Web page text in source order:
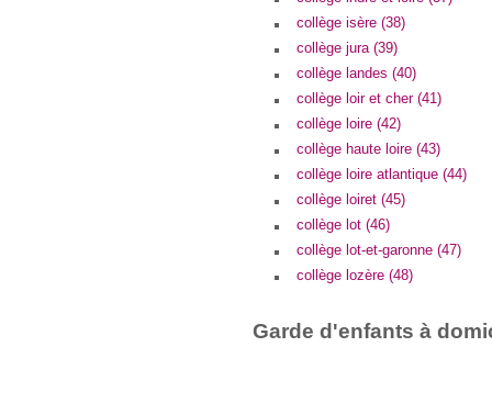
collège isère (38)
collège jura (39)
collège landes (40)
collège loir et cher (41)
collège loire (42)
collège haute loire (43)
collège loire atlantique (44)
collège loiret (45)
collège lot (46)
collège lot-et-garonne (47)
collège lozère (48)
Garde d'enfants à